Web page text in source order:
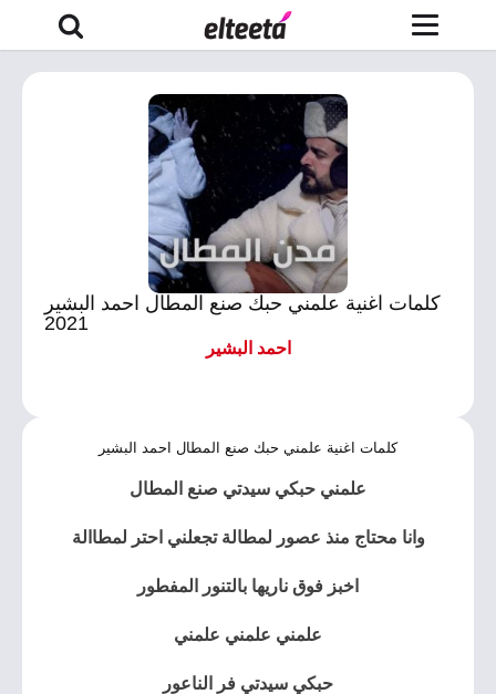
كلمات اغنية علمني حبك صنع المطال احمد البشير
2021
احمد البشير
كلمات اغنية علمني حبك صنع المطال احمد البشير
علمني حبكي سيدتي صنع المطال
وانا محتاج منذ عصور لمطالة تجعلني احتر لمطاالة
اخبز فوق ناريها بالتنور المفطور
علمني علمني علمني
حبكي سيدتي فر الناعور